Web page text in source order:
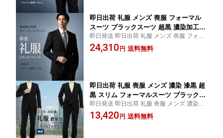
即日出荷 礼服 メンズ 喪服 フォーマル
スーツ ブラックスーツ 超黒 濃染加工
秋 春夏 サマー クールビズ 盛夏 ワンタ
ックパンツ アジャスター付き 冠婚葬祭
即日発送 即日出荷 礼服 メンズ 喪服 フォー
マルスーツ ブラックスーツ formal 男性 お
盆 背広 suit【SIZE】 A3 A4 A5 A6 A7 A8 A
24,310 円 送料無料
即日出荷 礼服 喪服 メンズ 濃染 漆黒 超
黒 スリム フォーマルスーツ ブラックス
ーツ 冠婚葬祭 秋 春夏 サマー 盛夏 フォ
ーマルブラック 黒無地 ノータックパン
即日発送 即日出荷 礼服 喪服 メンズ 濃染 漆
黒 formal 夏用 秋用 20代~ お盆 スーツ 背広
suit パンツ スラックス ズボン ストレッチ
13,420 円 送料無料